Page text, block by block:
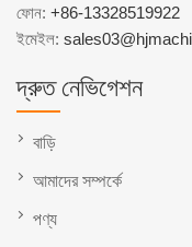
ফোন: +86-13328519922
ইমেইল:
দ্রুত নেভিগেশন
বাড়ি
আমাদের সম্পর্কে
পণ্য